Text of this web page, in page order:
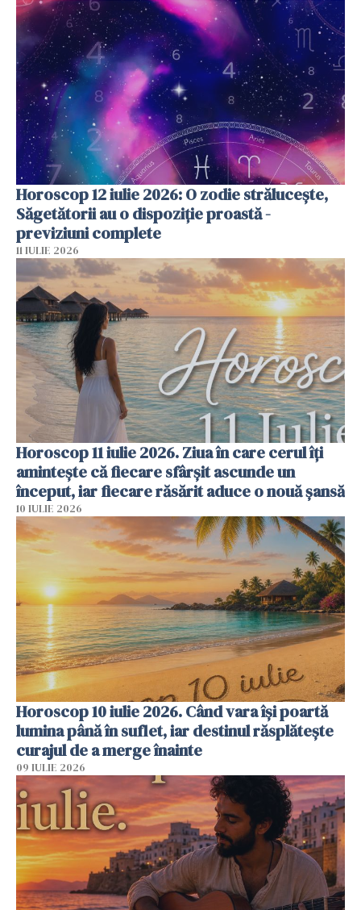
Horoscop 12 iulie 2026: O zodie strălucește,
Săgetătorii au o dispoziție proastă -
previziuni complete
11 IULIE 2026
Horoscop 11 iulie 2026. Ziua în care cerul îți
amintește că fiecare sfârșit ascunde un
început, iar fiecare răsărit aduce o nouă șansă
10 IULIE 2026
Horoscop 10 iulie 2026. Când vara își poartă
lumina până în suflet, iar destinul răsplătește
curajul de a merge înainte
09 IULIE 2026